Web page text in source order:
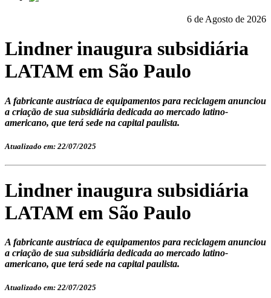
6 de Agosto de 2026
Lindner inaugura subsidiária
LATAM em São Paulo
A fabricante austríaca de equipamentos para reciclagem anunciou
a criação de sua subsidiária dedicada ao mercado latino-
americano, que terá sede na capital paulista.
Atualizado em: 22/07/2025
Lindner inaugura subsidiária
LATAM em São Paulo
A fabricante austríaca de equipamentos para reciclagem anunciou
a criação de sua subsidiária dedicada ao mercado latino-
americano, que terá sede na capital paulista.
Atualizado em: 22/07/2025